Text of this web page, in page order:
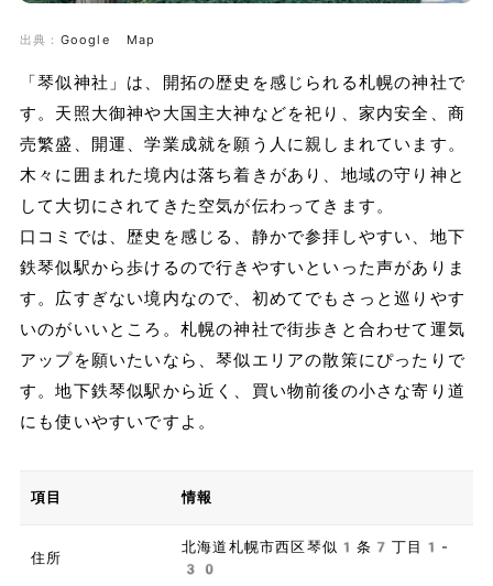
出典： Google Map
「琴似神社」は、開拓の歴史を感じられる札幌の神社で
す。天照大御神や大国主大神などを祀り、家内安全、商
売繁盛、開運、学業成就を願う人に親しまれています。
木々に囲まれた境内は落ち着きがあり、地域の守り神と
して大切にされてきた空気が伝わってきます。
口コミでは、歴史を感じる、静かで参拝しやすい、地下
鉄琴似駅から歩けるので行きやすいといった声がありま
す。広すぎない境内なので、初めてでもさっと巡りやす
いのがいいところ。札幌の神社で街歩きと合わせて運気
アップを願いたいなら、琴似エリアの散策にぴったりで
す。地下鉄琴似駅から近く、買い物前後の小さな寄り道
にも使いやすいですよ。
項目 情報
住所
北海道札幌市西区琴似1条7丁目1-
30